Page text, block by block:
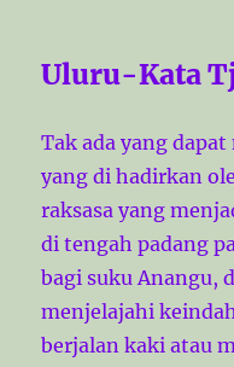
Uluru-Kata
Tak ada yang
yang di hadirkan
raksasa yang
di tengah padang
bagi suku Anangu,
menjelajahi
berjalan kaki atau